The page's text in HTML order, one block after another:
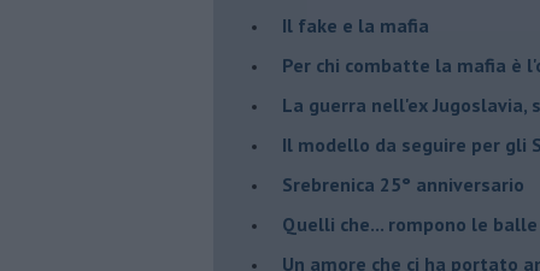
​Il fake e la mafia
Per chi combatte la mafia è
La guerra nell'ex Jugoslavia,
Il modello da seguire per gli
Srebrenica 25° anniversario
Quelli che... rompono le balle
Un amore che ci ha portato